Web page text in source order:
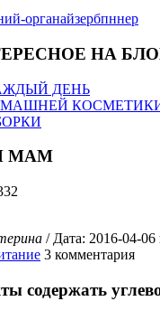
НА
МАМ
/ Дата: 2016-04-06
3 комментария
содержать